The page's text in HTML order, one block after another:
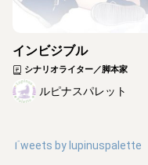
インビジブル
シナリオライター／脚本家
ルピナスパレット
Tweets by lupinuspalette